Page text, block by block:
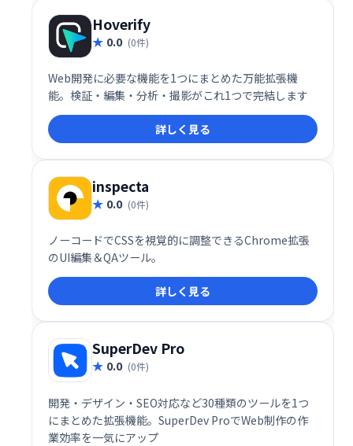
Hoverify
0.0 (0件)
Web開発に必要な機能を1つにまとめた万能拡張機
能。検証・編集・分析・撮影がこれ1つで完結します
詳しく見る
inspecta
0.0 (0件)
ノーコードでCSSを視覚的に調整できるChrome拡張
のUI編集＆QAツール。
詳しく見る
SuperDev Pro
0.0 (0件)
開発・デザイン・SEO対応など30種類のツールを1つ
にまとめた拡張機能。SuperDev ProでWeb制作の作
業効率を一気にアップ